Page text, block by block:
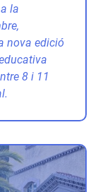
la
nova edició
8 i 11